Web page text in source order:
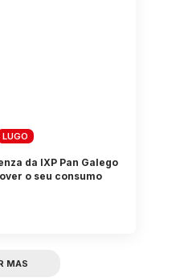
LUGO
da IXP Pan Galego
o seu consumo
MAS